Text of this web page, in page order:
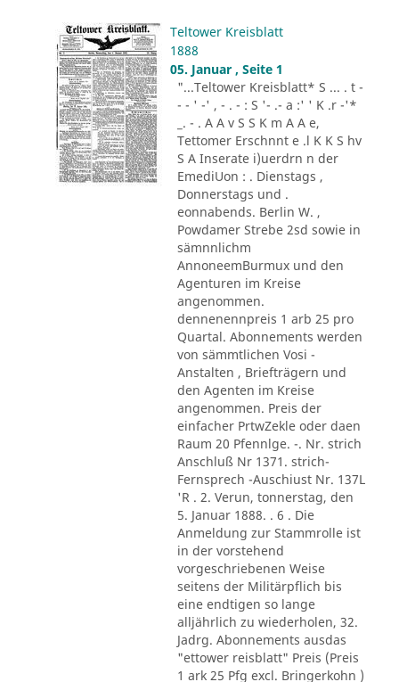
Teltower Kreisblatt
1888
05. Januar , Seite 1
"...Teltower Kreisblatt* S ... . t -
- - ' -' , - . - : S '- .- a :' ' K .r -'*
_. - . A A v S S K m A A e,
Tettomer Erschnnt e .l K K S hv
S A Inserate i)uerdrn n der
EmediUon : . Dienstags ,
Donnerstags und .
eonnabends. Berlin W. ,
Powdamer Strebe 2sd sowie in
sämnnlichm
AnnoneemBurmux und den
Agenturen im Kreise
angenommen.
dennenennpreis 1 arb 25 pro
Quartal. Abonnements werden
von sämmtlichen Vosi -
Anstalten , Briefträgern und
den Agenten im Kreise
angenommen. Preis der
einfacher PrtwZekle oder daen
Raum 20 Pfennlge. -. Nr. strich
Anschluß Nr 1371. strich-
Fernsprech -Auschiust Nr. 137L
'R . 2. Verun, tonnerstag, den
5. Januar 1888. . 6 . Die
Anmeldung zur Stammrolle ist
in der vorstehend
vorgeschriebenen Weise
seitens der Militärpflich bis
eine endtigen so lange
alljährlich zu wiederholen, 32.
Jadrg. Abonnements ausdas
"ettower reisblatt" Preis (Preis
1 ark 25 Pfg excl. Bringerkohn )